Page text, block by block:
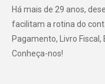
Há mais de 29 anos,
facilitam a rotina do
Pagamento, Livro Fiscal,
Conheça-nos!